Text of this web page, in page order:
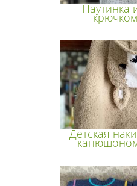
Паутинка
Детская